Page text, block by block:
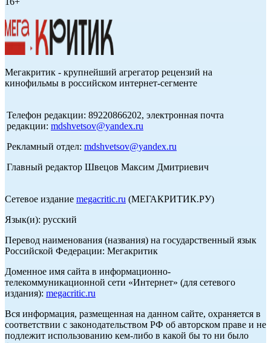
Мегакритик - крупнейший агрегатор рецензий на
кинофильмы в российском интернет-сегменте
Телефон редакции: 89220866202, электронная почта
редакции: mdshvetsov@yandex.ru
Рекламный отдел: mdshvetsov@yandex.ru
Главный редактор Швецов Максим Дмитриевич
Сетевое издание megacritic.ru (МЕГАКРИТИК.РУ)
Язык(и): русский
Перевод наименования (названия) на государственный язык
Российской Федерации: Мегакритик
Доменное имя сайта в информационно-
телекоммуникационной сети «Интернет» (для сетевого
издания): megacritic.ru
Вся информация, размещенная на данном сайте, охраняется в
соответствии с законодательством РФ об авторском праве и не
подлежит использованию кем-либо в какой бы то ни было